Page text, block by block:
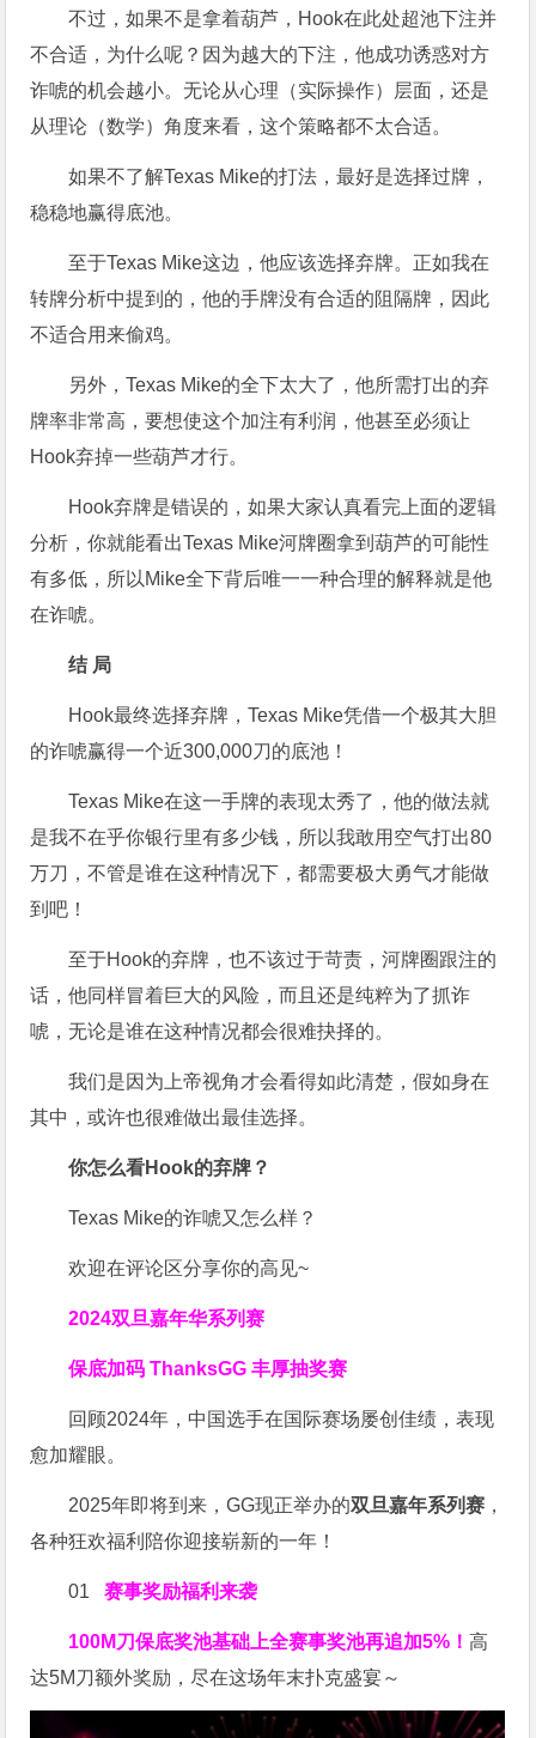
不过，如果不是拿着葫芦，Hook在此处超池下注并
不合适，为什么呢？因为越大的下注，他成功诱惑对方
诈唬的机会越小。无论从心理（实际操作）层面，还是
从理论（数学）角度来看，这个策略都不太合适。
如果不了解Texas Mike的打法，最好是选择过牌，
稳稳地赢得底池。
至于Texas Mike这边，他应该选择弃牌。正如我在
转牌分析中提到的，他的手牌没有合适的阻隔牌，因此
不适合用来偷鸡。
另外，Texas Mike的全下太大了，他所需打出的弃
牌率非常高，要想使这个加注有利润，他甚至必须让
Hook弃掉一些葫芦才行。
Hook弃牌是错误的，如果大家认真看完上面的逻辑
分析，你就能看出Texas Mike河牌圈拿到葫芦的可能性
有多低，所以Mike全下背后唯一一种合理的解释就是他
在诈唬。
结 局
Hook最终选择弃牌，Texas Mike凭借一个极其大胆
的诈唬赢得一个近300,000刀的底池！
Texas Mike在这一手牌的表现太秀了，他的做法就
是我不在乎你银行里有多少钱，所以我敢用空气打出80
万刀，不管是谁在这种情况下，都需要极大勇气才能做
到吧！
至于Hook的弃牌，也不该过于苛责，河牌圈跟注的
话，他同样冒着巨大的风险，而且还是纯粹为了抓诈
唬，无论是谁在这种情况都会很难抉择的。
我们是因为上帝视角才会看得如此清楚，假如身在
其中，或许也很难做出最佳选择。
你怎么看Hook的弃牌？
Texas Mike的诈唬又怎么样？
欢迎在评论区分享你的高见~
2024双旦嘉年华系列赛
保底加码 ThanksGG 丰厚抽奖赛
回顾2024年，中国选手在国际赛场屡创佳绩，表现
愈加耀眼。
2025年即将到来，GG现正举办的双旦嘉年系列赛 ，
各种狂欢福利陪你迎接崭新的一年！
01赛事奖励福利来袭
100M刀保底奖池基础上全赛事奖池再追加5% ！高
达5M刀额外奖励，尽在这场年末扑克盛宴～